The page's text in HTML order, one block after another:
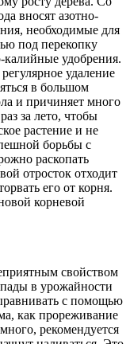
вносят азотно-
необходимые для
под перекопку
удобрения.
удаление
в большом
и причиняет много
за лето, чтобы
растение и не
борьбы с
раскопать
отросток отходит
его от корня.
корневой
свойством
в урожайности
с помощью
как прореживание
рекомендуется